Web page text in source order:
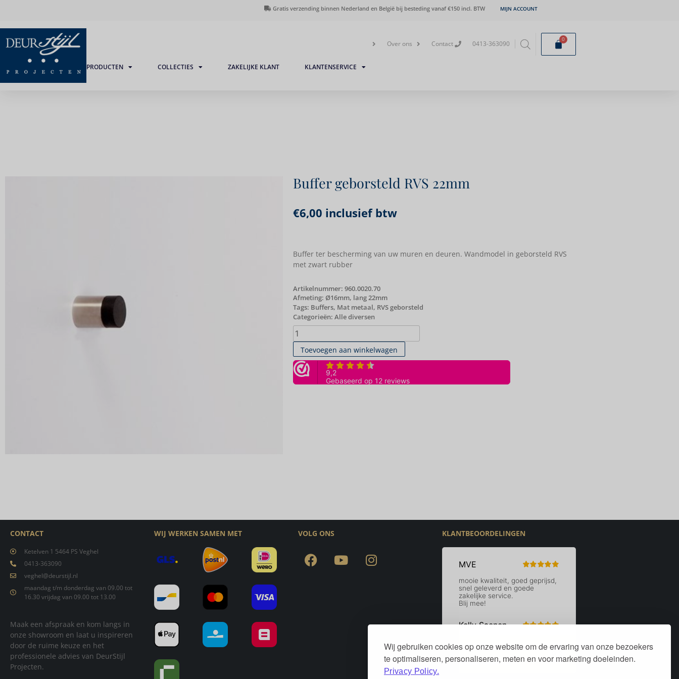
Wij gebruiken cookies op onze website om de ervaring van onze bezoekers
te optimaliseren, personaliseren, meten en voor marketing doeleinden.
Privacy Policy.
Gratis verzending binnen Nederland en België bij besteding vanaf €150 incl. BTW MIJN ACCOUNT
Over ons Contact 0413-363090
0
PRODUCTEN COLLECTIES ZAKELIJKE KLANT KLANTENSERVICE
Buffer geborsteld RVS 22mm
€6,00 inclusief btw
Buffer ter bescherming van uw muren en deuren. Wandmodel in geborsteld RVS
met zwart rubber
Artikelnummer: 960.0020.70
Afmeting: Ø16mm, lang 22mm
Tags: Buffers, Mat metaal, RVS geborsteld
Categorieën: Alle diversen
Toevoegen aan winkelwagen
CONTACT
Ketelven 1 5464 PS Veghel
0413-363090
veghel@deurstijl.nl
maandag t/m donderdag van 09.00 tot
16.30 vrijdag van 09.00 tot 13.00
Maak een afspraak en kom langs in
onze showroom en laat u inspireren
door de ruime keuze en het
professionele advies van DeurStijl
Projecten.
WIJ WERKEN SAMEN MET VOLG ONS KLANTBEOORDELINGEN